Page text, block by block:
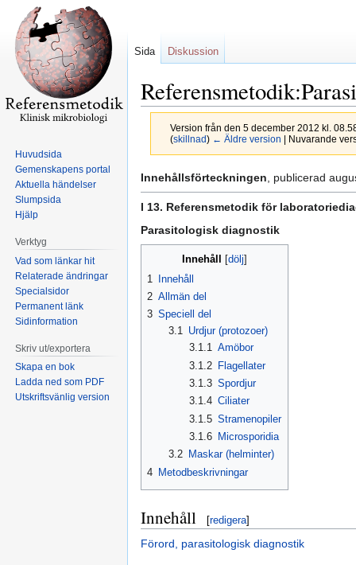
Version från den 5 december 2012 kl.
(skillnad) ← Äldre version | Nuvarande
Hoppa
till
navigering
Hoppa
till
sök
Innehållsförteckningen , publicerad
I 13. Referensmetodik för
Parasitologisk diagnostik
Innehåll
1
Innehåll
2 Allmän del
3 Speciell del
3.1 Urdjur (protozoer)
3.1.1 Amöbor
3.1.2 Flagellater
3.1.3 Spordjur
3.1.4 Ciliater
3.1.5 Stramenopiler
3.1.6 Microsporidia
3.2
Maskar (helminter)
4 Metodbeskrivningar
Innehåll [redigera]
Förord, parasitologisk diagnostik
Sida Diskussion
Huvudsida
Gemenskapens portal
Aktuella händelser
Slumpsida
Hjälp
Verktyg
Vad som länkar hit
Relaterade ändringar
Specialsidor
Permanent länk
Sidinformation
Skriv ut/exportera
Skapa en bok
Ladda ned som PDF
Utskriftsvänlig version